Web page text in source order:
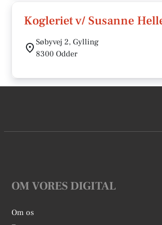
Kogleriet v/ Susanne
Søbyvej 2, Gylling
8300 Odder
OM VORES DIGITAL
Om os